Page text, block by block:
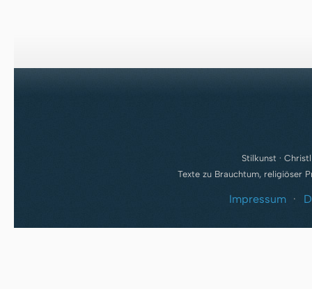
Stilkunst ·
Texte zu Brauchtum, religiöser
Impressum ·